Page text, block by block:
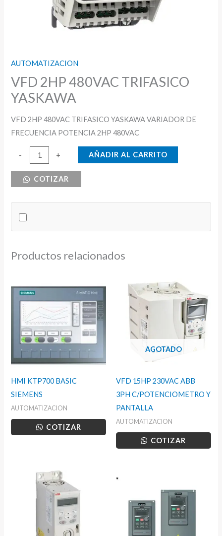
AUTOMATIZACION
VFD 2HP 480VAC TRIFASICO
YASKAWA
VFD 2HP 480VAC TRIFASICO YASKAWA VARIADOR DE
FRECUENCIA POTENCIA 2HP 480VAC
-
480VAC
cantidad
+ AÑADIR AL CARRITO
COTIZAR
Productos relacionados
HMI KTP700 BASIC
SIEMENS
AUTOMATIZACION
COTIZAR
AGOTADO
VFD 15HP 230VAC ABB
3PH C/POTENCIOMETRO Y
PANTALLA
AUTOMATIZACION
COTIZAR